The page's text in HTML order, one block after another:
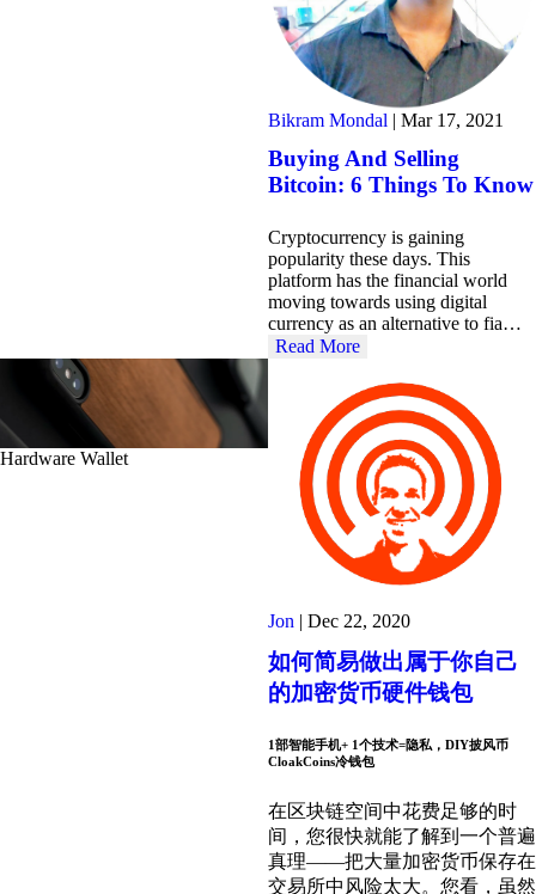
Bikram Mondal | Mar 17, 2021
Buying And Selling
Bitcoin: 6 Things To Know
Cryptocurrency is gaining
popularity these days. This
platform has the financial world
moving towards using digital
currency as an alternative to fia…
Read More
Hardware Wallet
Jon | Dec 22, 2020
如何简易做出属于你自己
的加密货币硬件钱包
1部智能手机+ 1个技术=隐私，DIY披风币
CloakCoins冷钱包
在区块链空间中花费足够的时
间，您很快就能了解到一个普遍
真理——把大量加密货币保存在
交易所中风险太大。您看，虽然